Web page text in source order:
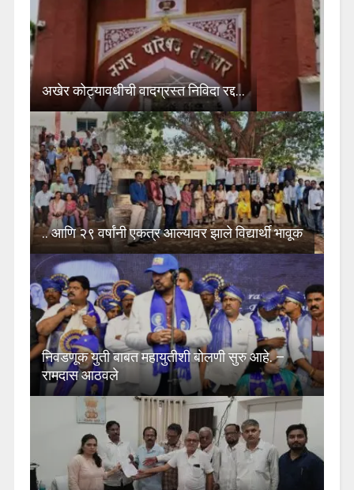
अखेर कोट्यावधीची वादग्रस्त निविदा रद्द…
.. आणि २९ वर्षांनी एकत्र आल्यावर झाले विद्यार्थी भावूक
निवडणूक युती बाबत महायुतीशी बोलणी सुरु आहे. –
रामदास आठवले